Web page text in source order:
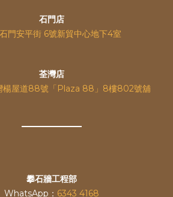
石門店
門安平街 6號新貿中心地下4室
荃灣店
楊屋道88號「Plaza 88」8樓802號舖
攀石牆工程部
WhatsApp： 6343 4168